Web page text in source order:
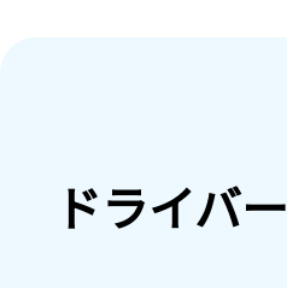
ドライバー